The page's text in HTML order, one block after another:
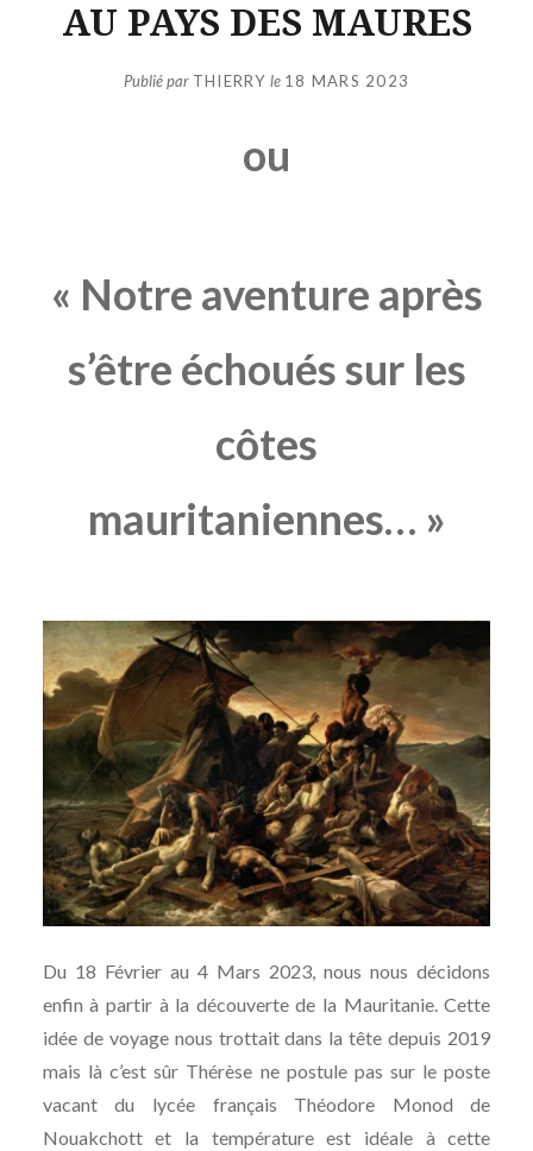
AU PAYS DES MAURES
Publié par THIERRY le 18 MARS 2023
ou
« Notre aventure après
s’être échoués sur les
côtes
mauritaniennes… »
Du 18 Février au 4 Mars 2023, nous nous décidons
enfin à partir à la découverte de la Mauritanie. Cette
idée de voyage nous trottait dans la tête depuis 2019
mais là c’est sûr Thérèse ne postule pas sur le poste
vacant du lycée français Théodore Monod de
Nouakchott et la température est idéale à cette